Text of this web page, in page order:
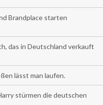
Brandplace starten
das in Deutschland verkauft
lässt man laufen.
stürmen die deutschen